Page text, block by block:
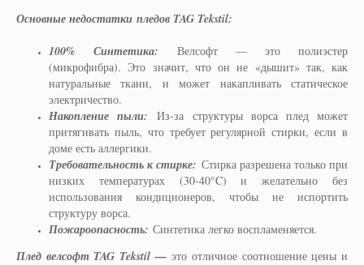
Основные недостатки пледов TAG Tekstil:
100% Синтетика: Велсофт — это полиэстер
(микрофибра). Это значит, что он не «дышит» так, как
натуральные ткани, и может накапливать статическое
электричество.
Накопление пыли: Из-за структуры ворса плед может
притягивать пыль, что требует регулярной стирки, если в
доме есть аллергики.
Требовательность к стирке: Стирка разрешена только при
низких температурах (30-40°C) и желательно без
использования кондиционеров, чтобы не испортить
структуру ворса.
Пожароопасность: Синтетика легко воспламеняется.
Плед велсофт TAG Tekstil —это отличное соотношение цены и